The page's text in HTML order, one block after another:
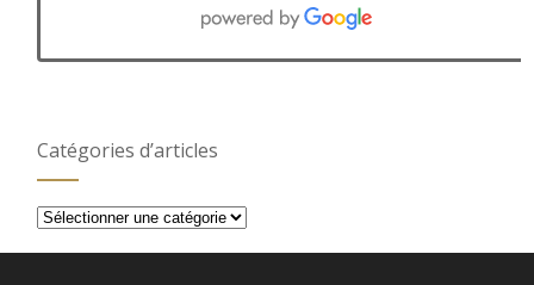
Catégories d’articles
Catégories